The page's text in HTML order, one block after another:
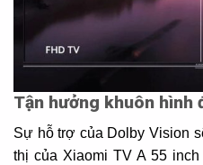
Tận hưởng khuôn hình
Sự hỗ trợ của Dolby Vision
thị của Xiaomi TV A 55